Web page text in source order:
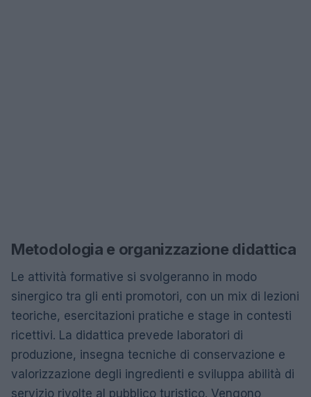
Metodologia e organizzazione didattica
Le attività formative si svolgeranno in modo
sinergico tra gli enti promotori, con un mix di lezioni
teoriche, esercitazioni pratiche e stage in contesti
ricettivi. La didattica prevede laboratori di
produzione, insegna tecniche di conservazione e
valorizzazione degli ingredienti e sviluppa abilità di
servizio rivolte al pubblico turistico. Vengono